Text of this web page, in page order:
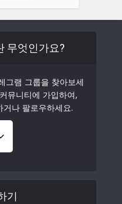
무엇인가요?
그램 그룹을 찾아보세
뮤니티에 가입하여,
나 팔로우하세요.
기